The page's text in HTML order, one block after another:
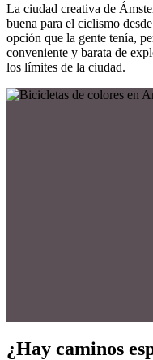
La ciudad creativa de
buena para el ciclismo
opción que la gente tenía,
conveniente y barata de
los límites de la ciudad.
¿Hay caminos